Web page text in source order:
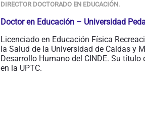
DIRECTOR DOCTORADO EN EDUCACIÓN.
Doctor en Educación – Universidad
Licenciado en Educación Física
la Salud de la Universidad de Caldas y
Desarrollo Humano del CINDE. Su
en la UPTC.